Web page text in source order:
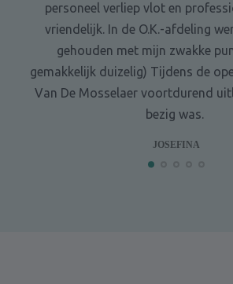
personeel verliep vlot en
vriendelijk. In de O.K.-afdeling
gehouden met mijn zwakke
gemakkelijk duizelig) Tijdens de
Van De Mosselaer voortdurend
bezig was.
JOSEFINA